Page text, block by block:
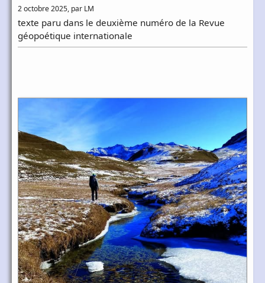
2 octobre 2025, par LM
texte paru dans le deuxième numéro de la Revue
géopoétique internationale